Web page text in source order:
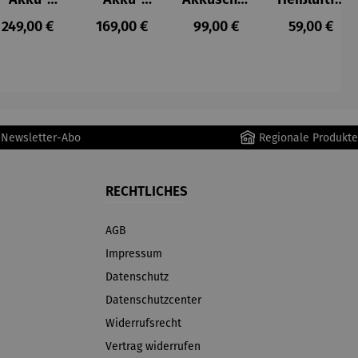
Staubsau
ger
Regulärer Preis:
249,00 €
Staubsau
ger DS02
Regulärer Preis:
169,00 €
uber
Regulärer Preis:
99,00 €
tteuse
Regulärer
59,00 €
Abo Regionale Produkte
RECHTLICHES
AGB
Impressum
Datenschutz
Datenschutzcenter
Widerrufsrecht
Vertrag widerrufen